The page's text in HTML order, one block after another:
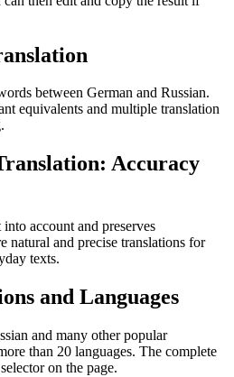
between German and Russian.
equivalents and multiple translation
Accuracy
account and preserves
natural and precise translations for
texts.
and Languages
and many other popular
than 20 languages. The complete
on the page.